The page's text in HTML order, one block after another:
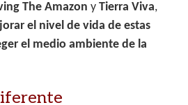
The Amazon y Tierra Viva,
el nivel de vida de estas
el medio ambiente de la